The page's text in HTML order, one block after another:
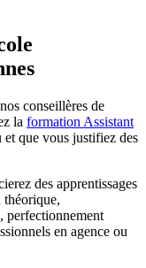
conseillères de
la formation Assistant
que vous justifiez des
des apprentissages
théorique,
perfectionnement
en agence ou